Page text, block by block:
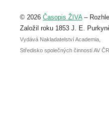
abstraktu přihlášené
posteru je už 30. června.
© 2026 Časopis ŽIVA–
Založil roku 1853 J. E.
Vydává Nakladatelství Academia,
Středisko společných činností AV